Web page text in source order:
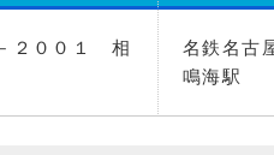
２００１ 相
名鉄名古
鳴海駅